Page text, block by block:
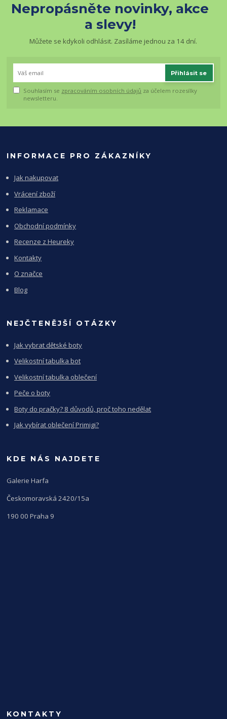
Nepropásněte novinky, akce
a slevy!
Můžete se kdykoli odhlásit. Zasíláme jednou za 14 dní.
Přihlásit se
Souhlasím se zpracováním osobních údajů za účelem rozesílky
newsletteru.
INFORMACE PRO ZÁKAZNÍKY
Jak nakupovat
Vrácení zboží
Reklamace
Obchodní podmínky
Recenze z Heureky
Kontakty
O značce
Blog
NEJČTENĚJŠÍ OTÁZKY
Jak vybrat dětské boty
Velikostní tabulka bot
Velikostní tabulka oblečení
Peče o boty
Boty do pračky? 8 důvodů, proč toho nedělat
Jak vybírat oblečení Primigi?
KDE NÁS NAJDETE
Galerie Harfa
Českomoravská 2420/15a
190 00 Praha 9
KONTAKTY